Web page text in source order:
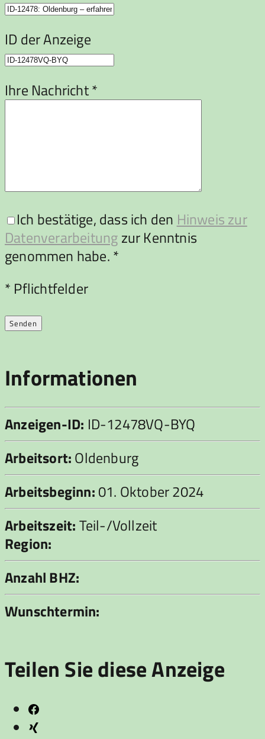
ID der Anzeige
Ihre Nachricht *
Ich bestätige, dass ich den Hinweis zur
Datenverarbeitungzur Kenntnis
genommen habe. *
Bitte lasse dieses Feld leer.
* Pflichtfelder
Informationen
Anzeigen-ID: ID-12478VQ-BYQ
Arbeitsort:Oldenburg
Arbeitsbeginn:01. Oktober 2024
Arbeitszeit:Teil-/Vollzeit
Region:
Anzahl BHZ:
Wunschtermin:
Teilen Sie diese Anzeige